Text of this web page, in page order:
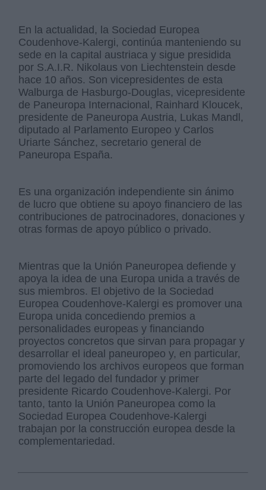
En la actualidad, la Sociedad Europea
Coudenhove-Kalergi, continúa manteniendo su
sede en la capital austriaca y sigue presidida
por S.A.I.R. Nikolaus von Liechtenstein desde
hace 10 años. Son vicepresidentes de esta
Walburga de Hasburgo-Douglas, vicepresidente
de Paneuropa Internacional, Rainhard Kloucek,
presidente de Paneuropa Austria, Lukas Mandl,
diputado al Parlamento Europeo y Carlos
Uriarte Sánchez, secretario general de
Paneuropa España.
Es una organización independiente sin ánimo
de lucro que obtiene su apoyo financiero de las
contribuciones de patrocinadores, donaciones y
otras formas de apoyo público o privado.
Mientras que la Unión Paneuropea defiende y
apoya la idea de una Europa unida a través de
sus miembros. El objetivo de la Sociedad
Europea Coudenhove-Kalergi es promover una
Europa unida concediendo premios a
personalidades europeas y financiando
proyectos concretos que sirvan para propagar y
desarrollar el ideal paneuropeo y, en particular,
promoviendo los archivos europeos que forman
parte del legado del fundador y primer
presidente Ricardo Coudenhove-Kalergi. Por
tanto, tanto la Unión Paneuropea como la
Sociedad Europea Coudenhove-Kalergi
trabajan por la construcción europea desde la
complementariedad.